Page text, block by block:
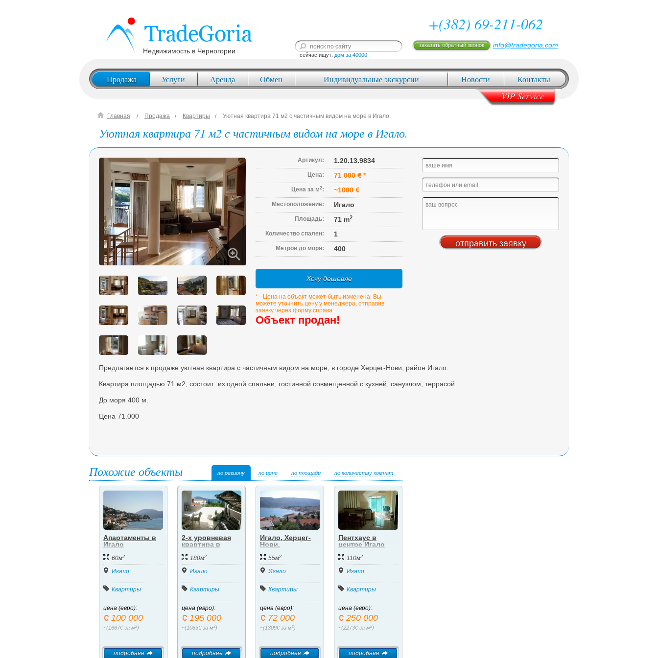
Недвижимость в Черногории
+(382) 69-211-062
сейчас ищут: дом за 40000
заказать обратный звонок info@tradegoria.com
Продажа Услуги Аренда Обмен Индивидуальные экскурсии Новости Контакты
VIP Service
Главная Продажа Квартиры Уютная квартира 71 м2 с частичным видом на море в Игало.
Уютная квартира 71 м2 с частичным видом на море в Игало.
Артикул: 1.20.13.9834
Цена: 71 000 *
Цена за м2: ~1000
Местоположение: Игало
Площадь: 71 m2
Количество спален: 1
Метров до моря: 400
Хочу дешевле
* - Цена на объект может быть изменена. Вы
можете уточнить цену у менеджера, отправив
заявку через форму справа.
Объект продан!
Предлагается к продаже уютная квартира с частичным видом на море, в городе Херцег-Нови, район Игало.
Квартира площадью 71 м2, состоит из одной спальни, гостинной совмещенной с кухней, санузлом, террасой.
До моря 400 м.
Цена 71.000
Похожие объекты по региону по цене по площади по количеству комнат
Апартаменты в
Игало
60м2
Игало
Квартиры
цена (евро):
100 000
~(1667€ за м2)
подробнее
2-х уровневая
квартира в
Херцег Нови,
Игало.
180м2
Игало
Квартиры
цена (евро):
195 000
~(1083€ за м2)
подробнее
Игало, Херцег-
Нови.
квартира в
новом доме.
55м2
Игало
Квартиры
цена (евро):
72 000
~(1309€ за м2)
подробнее
Пентхаус в
центре Игало
110м2
Игало
Квартиры
цена (евро):
250 000
~(2273€ за м2)
подробнее